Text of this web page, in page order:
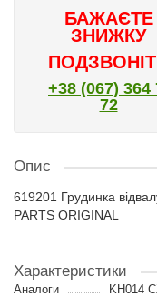
БАЖАЄТЕ
ЗНИЖКУ
+38 (067) 364
72
Опис
619201 Грудинка
PARTS ORIGINAL
Характеристики
Аналоги
KH014